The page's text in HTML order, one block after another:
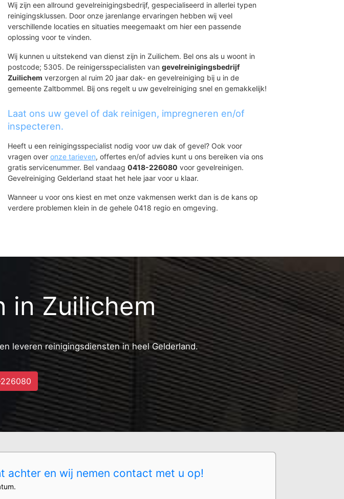
Wij zijn een allround gevelreinigingsbedrijf, gespecialiseerd in allerlei typen
reinigingsklussen. Door onze jarenlange ervaringen hebben wij veel
verschillende locaties en situaties meegemaakt om hier een passende
oplossing voor te vinden.
Wij kunnen u uitstekend van dienst zijn in Zuilichem. Bel ons als u woont in
postcode; 5305. De reinigersspecialisten van gevelreinigingsbedrijf
Zuilichem verzorgen al ruim 20 jaar dak- en gevelreiniging bij u in de
gemeente Zaltbommel. Bij ons regelt u uw gevelreiniging snel en gemakkelijk!
Laat ons uw gevel of dak reinigen, impregneren en/of
inspecteren.
Heeft u een reinigingsspecialist nodig voor uw dak of gevel? Ook voor
vragen over onze tarieven, offertes en/of advies kunt u ons bereiken via ons
gratis servicenummer. Bel vandaag 0418-226080 voor gevelreinigen.
Gevelreiniging Gelderland staat het hele jaar voor u klaar.
Wanneer u voor ons kiest en met onze vakmensen werkt dan is de kans op
verdere problemen klein in de gehele 0418 regio en omgeving.
in Zuilichem
leveren reinigingsdiensten in heel Gelderland.
en wij nemen contact met u op!